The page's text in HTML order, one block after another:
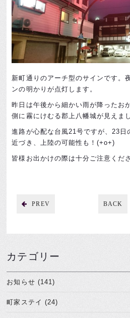
新町通りのアーチ型のサインです。
ンの明かりが点灯します。
昨日は午後から細かい雨が降ったお
側に霧にけむる郡上八幡城が見えま
進路が心配な台風21号ですが、23日
近づき、上陸の可能性も！(+o+)
皆様お出かけの際は十分ご注意くだ
BACK
PREV
カテゴリー
お知らせ (141)
町家ステイ (24)